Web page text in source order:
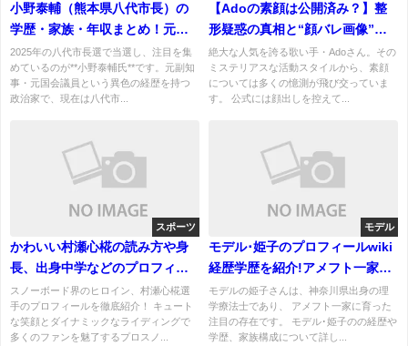
小野泰輔（熊本県八代市長）の
学歴・家族・年収まとめ！元副
知事から市長までの経歴を解説
2025年の八代市長選で当選し、注目を集
めているのが**小野泰輔氏**です。元副知
事・元国会議員という異色の経歴を持つ
政治家で、現在は八代市...
【Adoの素顔は公開済み？】整
形疑惑の真相と“顔バレ画像”の
正体を検証
絶大な人気を誇る歌い手・Adoさん。その
ミステリアスな活動スタイルから、素顔
については多くの憶測が飛び交っていま
す。 公式には顔出しを控えて...
スポーツ
かわいい村瀬心椛の読み方や身
長、出身中学などのプロフィー
ルwiki経歴学歴を紹介！
スノーボード界のヒロイン、村瀬心椛選
手のプロフィールを徹底紹介！ キュート
な笑顔とダイナミックなライディングで
多くのファンを魅了するプロスノ...
モデル
モデル･姫子のプロフィールwiki
経歴学歴を紹介!アメフト一家の
実績がヤバイ！
モデルの姫子さんは、神奈川県出身の理
学療法士であり、 アメフト一家に育った
注目の存在です。 モデル･姫子のの経歴や
学歴、家族構成について詳し...